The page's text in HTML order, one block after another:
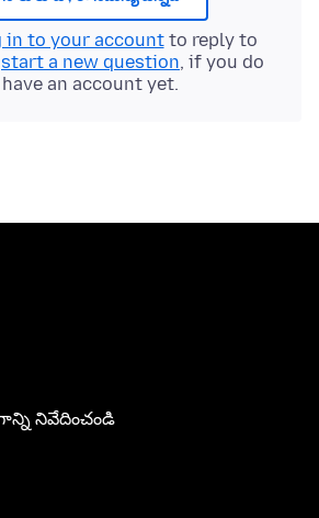
in to your accountto reply to
start a new question, if you do
an account yet.
నివేదించండి